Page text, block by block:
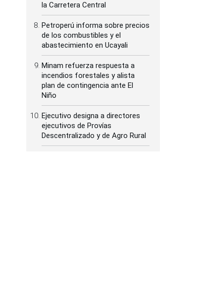
la Carretera Central
Petroperú informa sobre precios
de los combustibles y el
abastecimiento en Ucayali
Minam refuerza respuesta a
incendios forestales y alista
plan de contingencia ante El
Niño
Ejecutivo designa a directores
ejecutivos de Provías
Descentralizado y de Agro Rural